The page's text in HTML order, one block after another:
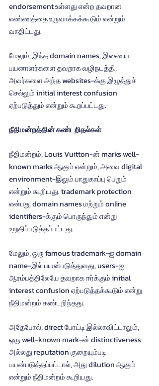
endorsement உள்ளது என்ற தவறான
எண்ணத்தை உருவாக்கக்கூடும் என்றும்
வாதிட்டது.
மேலும், இந்த domain names, இணைய
பயனாளர்களை தவறாக வழிநடத்தி,
அவர்களை அந்த websites-க்கு இழுத்துச்
செல்லும் initial interest confusion
ஏற்படுத்தும் என்றும் கூறப்பட்டது.
நீதிமன்றத்தின் கண்டறிதல்கள்
நீதிமன்றம், Louis Vuitton-ன் marks well-
known marks ஆகும் என்றும், அவை digital
environment-இலும் பாதுகாப்பு பெறும்
என்றும் கூறியது. trademark protection
என்பது domain names மற்றும் online
identifiers-க்கும் பொருந்தும் என்று
உறுதிப்படுத்தப்பட்டது.
மேலும், ஒரு famous trademark-ஐ domain
name-இல் பயன்படுத்துவது, users-ஐ
ஆரம்பத்திலேயே தவறாக ஈர்க்கும் initial
interest confusion ஏற்படுத்தக்கூடும் என்று
நீதிமன்றம் கண்டறிந்தது.
அதேபோல், direct போட்டி இல்லாவிட்டாலும்,
ஒரு well-known mark-ன் distinctiveness
அல்லது reputation குறையும்படி
பயன்படுத்தப்பட்டால், அது dilution ஆகும்
என்றும் நீதிமன்றம் கூறியது.